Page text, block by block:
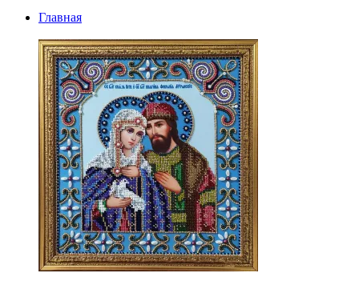
Главная